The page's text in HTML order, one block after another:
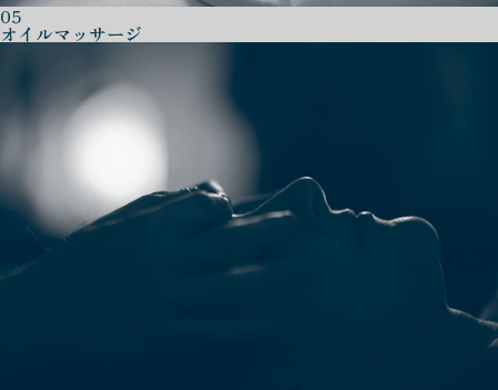
05
オイルマッサージ